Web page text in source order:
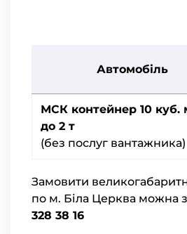
Автомобіль
МСК контейнер 10 куб.
до 2 т
(без послуг вантажника)
Замовити
по м. Біла Церква можна
328 38 16